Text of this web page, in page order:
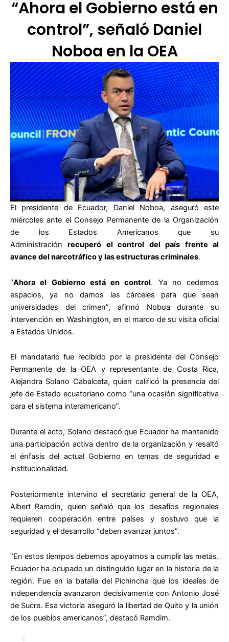
“Ahora el Gobierno está en
control”, señaló Daniel
Noboa en la OEA
El presidente de Ecuador, Daniel Noboa, aseguró este
miércoles ante el Consejo Permanente de la Organización
de los Estados Americanos que su
Administraciónrecuperó el control del país frente al
avance del narcotráfico y las estructuras criminales.
“Ahora el Gobierno está en control. Ya no cedemos
espacios, ya no damos las cárceles para que sean
universidades del crimen”, afirmó Noboa durante su
intervención en Washington, en el marco de su visita oficial
a Estados Unidos.
El mandatario fue recibido por la presidenta del Consejo
Permanente de la OEA y representante de Costa Rica,
Alejandra Solano Cabalceta, quien calificó la presencia del
jefe de Estado ecuatoriano como “una ocasión significativa
para el sistema interamericano”.
Durante el acto, Solano destacó que Ecuador ha mantenido
una participación activa dentro de la organización y resaltó
el énfasis del actual Gobierno en temas de seguridad e
institucionalidad.
Posteriormente intervino el secretario general de la OEA,
Albert Ramdin, quien señaló que los desafíos regionales
requieren cooperación entre países y sostuvo que la
seguridad y el desarrollo “deben avanzar juntos”.
“En estos tiempos debemos apoyarnos a cumplir las metas.
Ecuador ha ocupado un distinguido lugar en la historia de la
región. Fue en la batalla del Pichincha que los ideales de
independencia avanzaron decisivamente con Antonio José
de Sucre. Esa victoria aseguró la libertad de Quito y la unión
de los pueblos americanos”, destacó Ramdim.